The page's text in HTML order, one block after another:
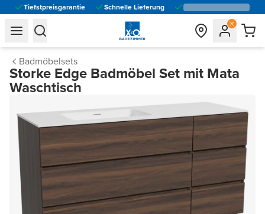
Tiefstpreisgarantie Schnelle Lieferung
general.navigation.toggle_menu.label
general.navigation.toggle_menu.label
Badmöbelsets
Storke Edge Badmöbel Set mit Mata
Waschtisch